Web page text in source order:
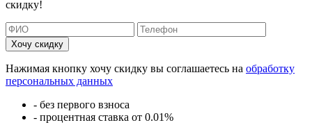
скидку!
Хочу скидку
Нажимая кнопку хочу скидку вы соглашаетесь на обработку
персональных данных
- без первого взноса
- процентная ставка от 0.01%